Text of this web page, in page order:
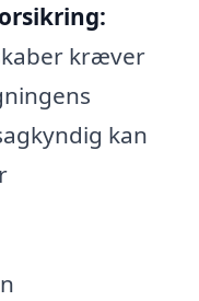
kræver
kan